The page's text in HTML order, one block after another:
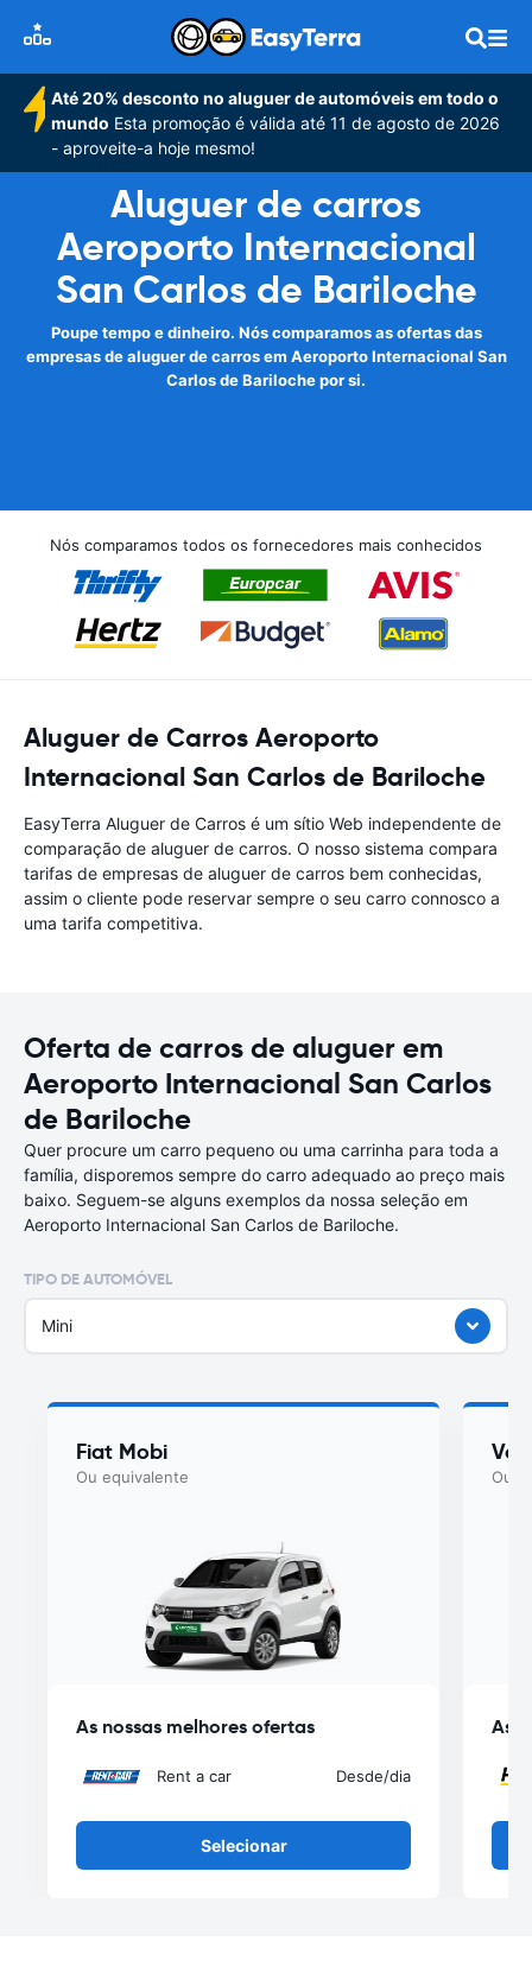
Até 20% desconto no aluguer de automóveis em todo o
mundo Esta promoção é válida até 11 de agosto de 2026
- aproveite-a hoje mesmo!
Aluguer de carros
Aeroporto Internacional
San Carlos de Bariloche
Poupe tempo e dinheiro. Nós comparamos as ofertas das
empresas de aluguer de carros em Aeroporto Internacional San
Carlos de Bariloche por si.
Nós comparamos todos os fornecedores mais conhecidos
Aluguer de Carros Aeroporto
Internacional San Carlos de Bariloche
EasyTerra Aluguer de Carros é um sítio Web independente de
comparação de aluguer de carros. O nosso sistema compara
tarifas de empresas de aluguer de carros bem conhecidas,
assim o cliente pode reservar sempre o seu carro connosco a
uma tarifa competitiva.
Oferta de carros de aluguer em
Aeroporto Internacional San Carlos
de Bariloche
Quer procure um carro pequeno ou uma carrinha para toda a
família, disporemos sempre do carro adequado ao preço mais
baixo. Seguem-se alguns exemplos da nossa seleção em
Aeroporto Internacional San Carlos de Bariloche.
TIPO DE AUTOMÓVEL
Mini
Fiat Mobi
Ou equivalente
As nossas melhores ofertas
Rent a car Desde/dia
Selecionar
Ou
As